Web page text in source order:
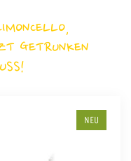
GETRUNKEN
NEU